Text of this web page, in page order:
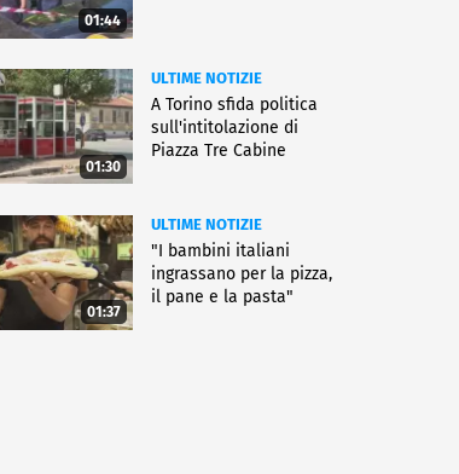
01:44
01:30
ULTIME NOTIZIE
A Torino sfida politica
sull'intitolazione di
Piazza Tre Cabine
01:37
ULTIME NOTIZIE
"I bambini italiani
ingrassano per la pizza,
il pane e la pasta"